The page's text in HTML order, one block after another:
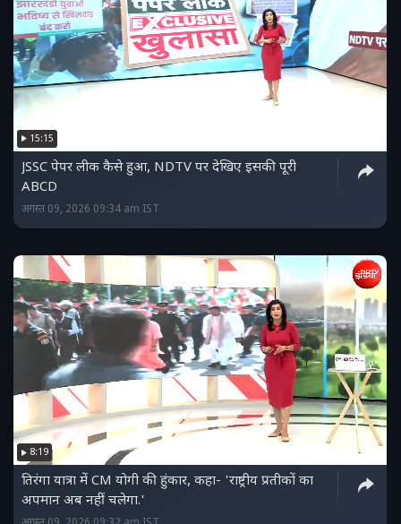
15:15
JSSC पेपर लीक कैसे हुआ, NDTV पर देखिए इसकी पूरी
ABCD
अगस्त 09, 2026 09:34 am IST
8:19
तिरंगा यात्रा में CM योगी की हुंकार, कहा- 'राष्ट्रीय प्रतीकों का
अपमान अब नहीं चलेगा.'